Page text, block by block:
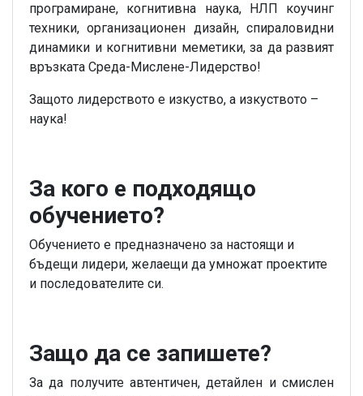
програмиране, когнитивна наука, НЛП коучинг
техники, организационен дизайн, спираловидни
динамики и когнитивни меметики, за да развият
връзката Среда-Мислене-Лидерство!
Защото лидерството е изкуство, а изкуството –
наука!
За кого е подходящо
обучението?
Обучението е предназначено за настоящи и
бъдещи лидери, желаещи да умножат проектите
и последователите си.
Защо да се запишете?
За да получите автентичен, детайлен и смислен